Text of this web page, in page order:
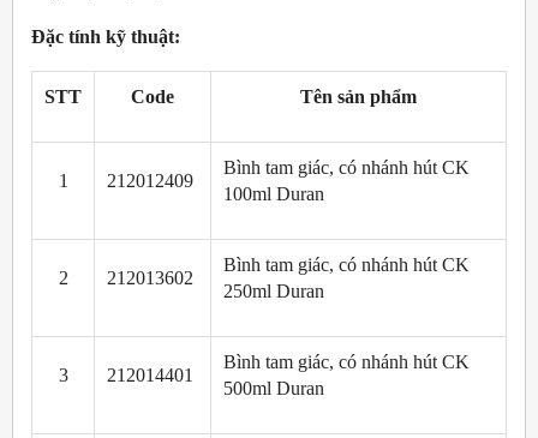
Đặc tính kỹ thuật:
STT Code Tên sản phẩm
1 212012409
Bình tam giác, có nhánh hút CK
100ml Duran
2 212013602
Bình tam giác, có nhánh hút CK
250ml Duran
3 212014401
Bình tam giác, có nhánh hút CK
500ml Duran